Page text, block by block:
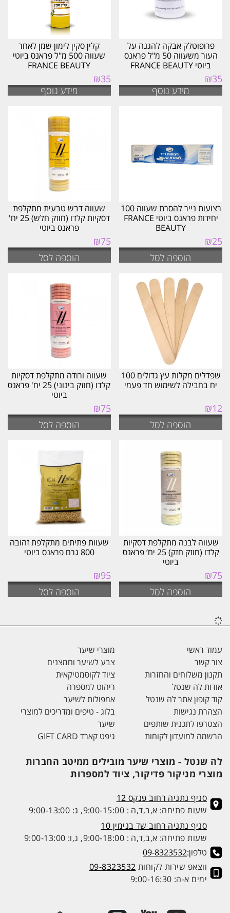
פרופוטלק אבקה להגנה על
העור משעווה 50 מ"ל פראנס
ביוטי FRANCE BEAUTY
₪35
מידע נוסף
קלין סקין לימון שמן לאחר
שעווה 500 מ"ל פראנס ביוטי
FRANCE BEAUTY
₪35
מידע נוסף
רצועות נייר להסרת שעווה 100
יחידות פראנס ביוטי FRANCE
BEAUTY
₪25
הוספה לסל
שעווה דבש טבעית מתקלפת
דסקיות קלדו (חוזק חלש) 25 יח'
פראנס ביוטי
₪75
הוספה לסל
שפדלים מקלות עץ גדולים 100
יח בחבילה לשימוש חד פעמי
₪12
הוספה לסל
שעווה ורודה מתקלפת דסקיות
קלדו (חוזק בינוני) 25 יח' פראנס
ביוטי
₪75
הוספה לסל
שעווה לבנה מתקלפת דסקיות
קלדו (חוזק חזק) 25 יח’ פראנס
ביוטי
₪75
הוספה לסל
שעוות פתיתים מתקלפת זהובה
800 גרם פראנס ביוטי
₪95
הוספה לסל
עמוד ראשי
צור קשר
תקנון משלוחים והחזרות
אודות לה שנטל
קוד קופון אתר לה שנטל
הצהרת נגישות
הצטרפו לתכנית שותפים
הרשמה למועדון לקוחות
מוצרי שיער
צבע לשיער וחמצנים
ציוד לקוסמטיקאית
ריהוט למספרה
אמפולות לשיער
בלוג - טיפים ומדריכים למוצרי
שיער
גיפט קארד GIFT CARD
לה שנטל - מוצרי שיער מובילים ממיטב החברות
מוצרי מניקור פדיקור, ציוד למספרות
סניף נתניה רחוב פנקס 12
שעות פתיחה: א,ב,ד,ה : 9:00-15:00, ג: 9:00-13:00
סניף נתניה רחוב שד בנימין 10
שעות פתיחה: א,ב,ד,ה : 9:00-18:00, ג,ו: 9:00-13:00
טלפון:09-8323532
ווצאפ שירות לקוחות 09-8323532
ימים א-ה: 9:00-16:30